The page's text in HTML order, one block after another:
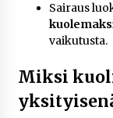
Sairaus
vaikutusta.
Miksi